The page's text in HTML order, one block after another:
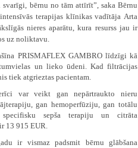
bērnu no tām attīrīt”, saka Bērnu
terapijas klīnikas vadītāja Arta
nieres aparātu, kura resurss jau ir
uz noliktavu.
PRISMAFLEX GAMBRO līdzīgi kā
un lieko ūdeni. Kad filtrācijas
tiek atgrieztas pacientam.
var veikt gan nepārtraukto nieru
gan hemoperfūziju, gan totālu
sepša terapiju un citrāta
13 915 EUR.
ir vismaz padsmit bērnu glābšana